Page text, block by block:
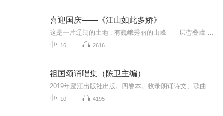
喜迎国庆——《江山如此多娇》
16 2616
祖国颂诵唱集（陈卫主编）
10 4195